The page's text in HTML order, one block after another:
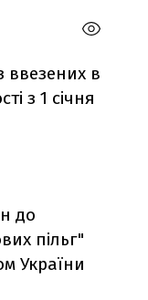
ввезених в
з 1 січня
до
пільг"
України